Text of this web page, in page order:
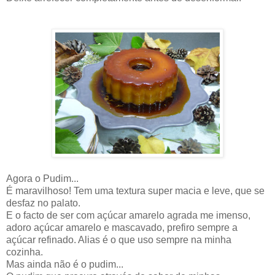
Agora o Pudim...
É maravilhoso! Tem uma textura super macia e leve, que se
desfaz no palato.
E o facto de ser com açúcar amarelo agrada me imenso,
adoro açúcar amarelo e mascavado, prefiro sempre a
açúcar refinado. Alias é o que uso sempre na minha
cozinha.
Mas ainda não é o pudim...